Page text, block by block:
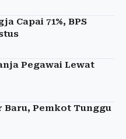
Capai 71%, BPS
Pegawai Lewat
Baru, Pemkot Tunggu